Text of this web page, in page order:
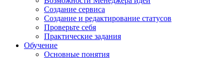
Создание сервиса
Создание и редактирование статусов
Проверьте себя
Практические задания
Обучение
Основные понятия